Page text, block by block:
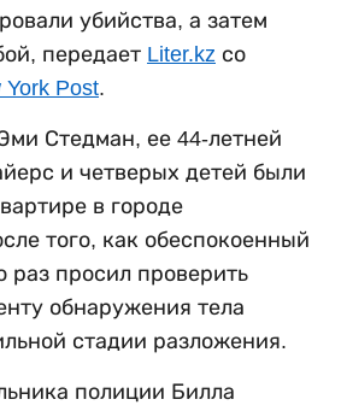
убийства, а затем
передает Liter.kz со
York Post.
Стедман, ее 44-летней
и четверых детей были
в городе
того, как обеспокоенный
раз просил проверить
обнаружения тела
стадии разложения.
полиции Билла